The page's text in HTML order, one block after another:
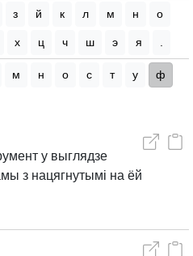
з й к л м н о
х ц ч ш э я
м н о с т у ф
у выглядзе
з нацягнутымі на ёй